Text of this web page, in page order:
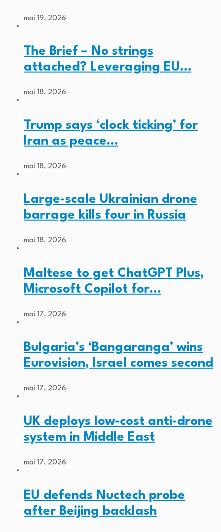
mai 19, 2026
The Brief – No strings
attached? Leveraging EU…
mai 18, 2026
Trump says ‘clock ticking’ for
Iran as peace…
mai 18, 2026
Large-scale Ukrainian drone
barrage kills four in Russia
mai 18, 2026
Maltese to get ChatGPT Plus,
Microsoft Copilot for…
mai 17, 2026
Bulgaria’s ‘Bangaranga’ wins
Eurovision, Israel comes second
mai 17, 2026
UK deploys low-cost anti-drone
system in Middle East
mai 17, 2026
EU defends Nuctech probe
after Beijing backlash